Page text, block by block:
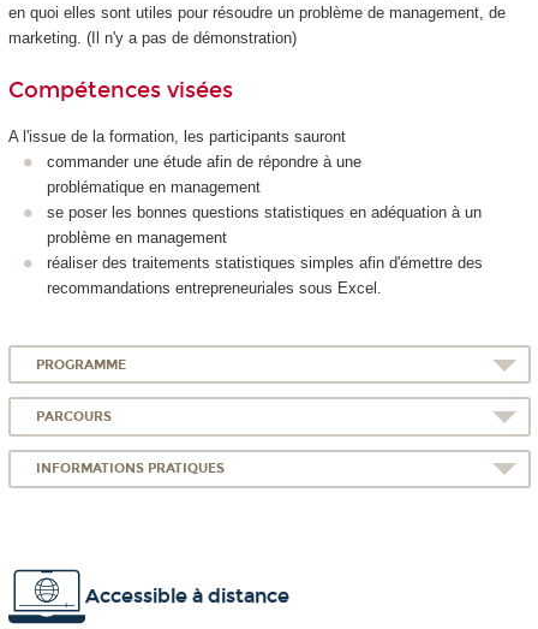
en quoi elles sont utiles pour résoudre un problème de management, de
marketing. (Il n'y a pas de démonstration)
Compétences visées
A l'issue de la formation, les participants sauront
commander une étude afin de répondre à une
problématique en management
se poser les bonnes questions statistiques en adéquation à un
problème en management
réaliser des traitements statistiques simples afin d'émettre des
recommandations entrepreneuriales sous Excel.
PROGRAMME
PARCOURS
INFORMATIONS PRATIQUES
Accessible à distance